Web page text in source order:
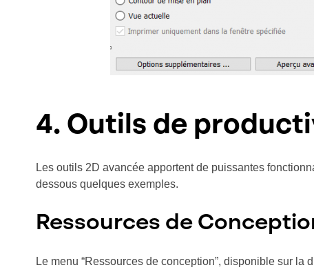
4. Outils de
Les outils 2D avancée apportent de puissantes
dessous quelques exemples.
Ressources de
Le menu “Ressources de conception”, disponible sur la